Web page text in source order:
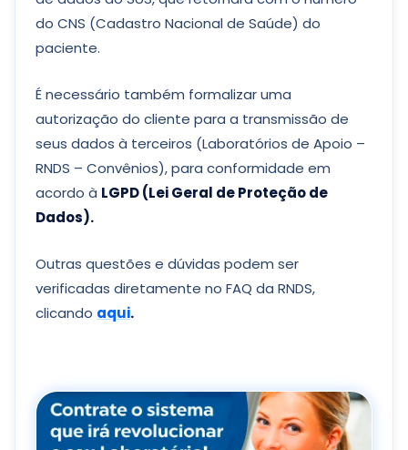
do CNS (Cadastro Nacional de Saúde) do
paciente.
É necessário também formalizar uma
autorização do cliente para a transmissão de
seus dados à terceiros (Laboratórios de Apoio –
RNDS – Convênios), para conformidade em
acordo à LGPD (Lei Geral de Proteção de
Dados).
Outras questões e dúvidas podem ser
verificadas diretamente no FAQ da RNDS,
clicando aqui.